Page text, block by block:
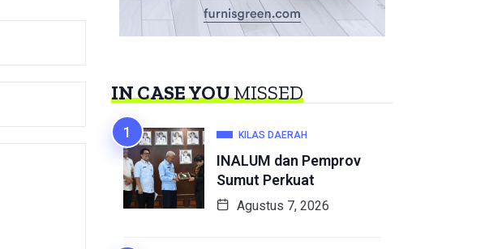
IN CASE YOUMISSED
KILAS DAERAH
INALUM dan Pemprov
Sumut Perkuat
Agustus 7, 2026